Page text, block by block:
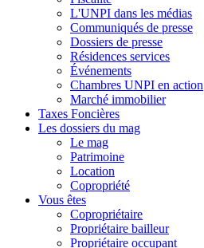
L'UNPI dans les médias
Communiqués de presse
Dossiers de presse
Résidences services
Événements
Chambres UNPI en action
Marché immobilier
Taxes Foncières
Les dossiers du mag
Le mag
Patrimoine
Location
Copropriété
Vous êtes
Copropriétaire
Propriétaire bailleur
Propriétaire occupant